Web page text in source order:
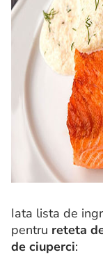
Iata lista de
pentru reteta
de ciuperci: